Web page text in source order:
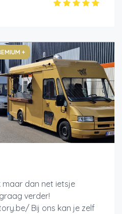
+
dan net ietsje
verder!
Bij ons kan je zelf